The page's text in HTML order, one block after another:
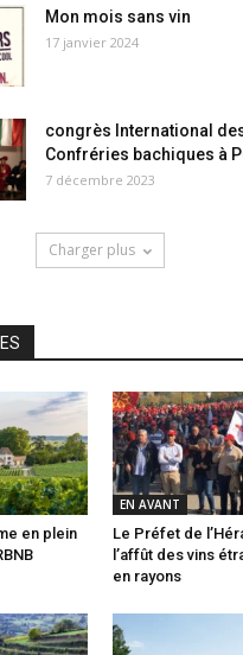
Mon mois sans vin
17 janvier 2024
congrès International
Confréries bachiques à
7 décembre 2023
Charger plus
en plein
EN AVANT
Le Préfet de
l’affût des vins
en rayons